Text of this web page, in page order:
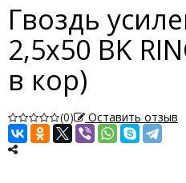
Гвоздь
2,5x50 BK
в кор)
(0) Оставить отзыв